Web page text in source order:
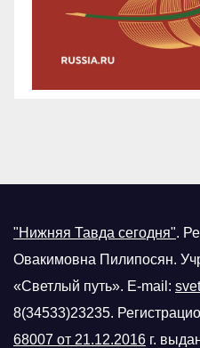
"Нижняя Тавда сегодня".
Овакимовна Пилипосян.
«Светлый путь». E-mail:
8(34533)23235.
68007 от 21.12.2016 г.